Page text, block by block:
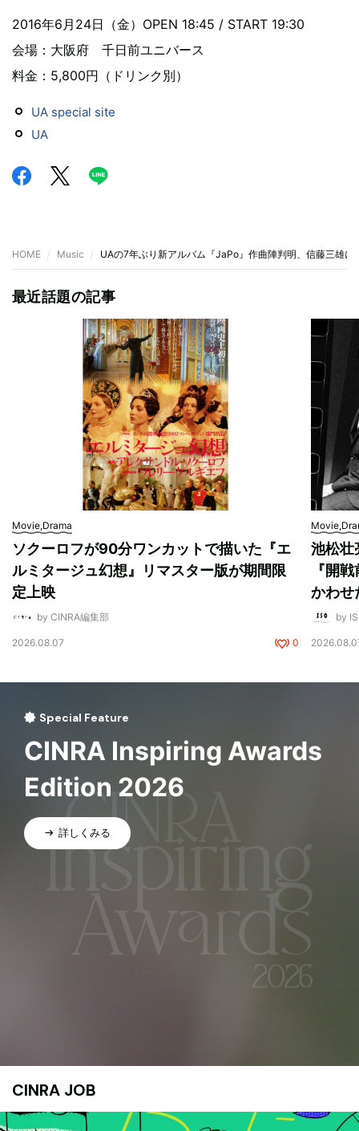
2016年6月24日（金）OPEN 18:45 / START 19:30
会場：大阪府 千日前ユニバース
料金：5,800円（ドリンク別）
UA special site
UA
HOME Music UAの7年ぶり新アルバム『JaPo』作曲陣判明、信藤三雄に
最近話題の記事
Movie,Drama
ソクーロフが90分ワンカットで描いた『エ
ルミタージュ幻想』リマスター版が期間限
定上映
by CINRA編集部
2026.08.07 0
池松壮
『開
かわせ
by
Special Feature
CINRA Inspiring Awards
Edition 2026
詳しくみる
CINRA JOB